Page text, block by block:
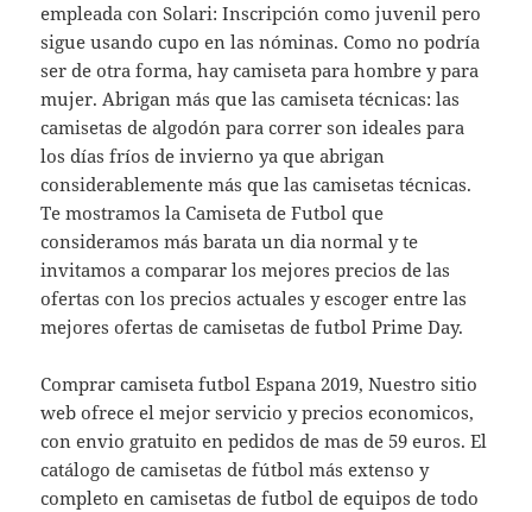
empleada con Solari: Inscripción como juvenil pero
sigue usando cupo en las nóminas. Como no podría
ser de otra forma, hay camiseta para hombre y para
mujer. Abrigan más que las camiseta técnicas: las
camisetas de algodón para correr son ideales para
los días fríos de invierno ya que abrigan
considerablemente más que las camisetas técnicas.
Te mostramos la Camiseta de Futbol que
consideramos más barata un dia normal y te
invitamos a comparar los mejores precios de las
ofertas con los precios actuales y escoger entre las
mejores ofertas de camisetas de futbol Prime Day.
Comprar camiseta futbol Espana 2019, Nuestro sitio
web ofrece el mejor servicio y precios economicos,
con envio gratuito en pedidos de mas de 59 euros. El
catálogo de camisetas de fútbol más extenso y
completo en camisetas de futbol de equipos de todo